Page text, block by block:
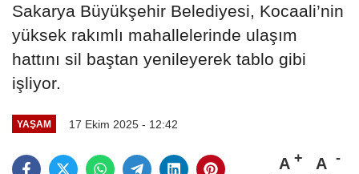
Sakarya Büyükşehir Belediyesi, Kocaali’nin
yüksek rakımlı mahallelerinde ulaşım
hattını sil baştan yenileyerek tablo gibi
işliyor.
YAŞAM 17 Ekim 2025 - 12:42
A A